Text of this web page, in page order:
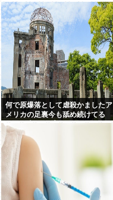
イル発射、事故ったら日本海溝に
沈める
何で原爆落として虐殺かましたア
メリカの足裏今も舐め続けてる
の？日本人はプライドないの?